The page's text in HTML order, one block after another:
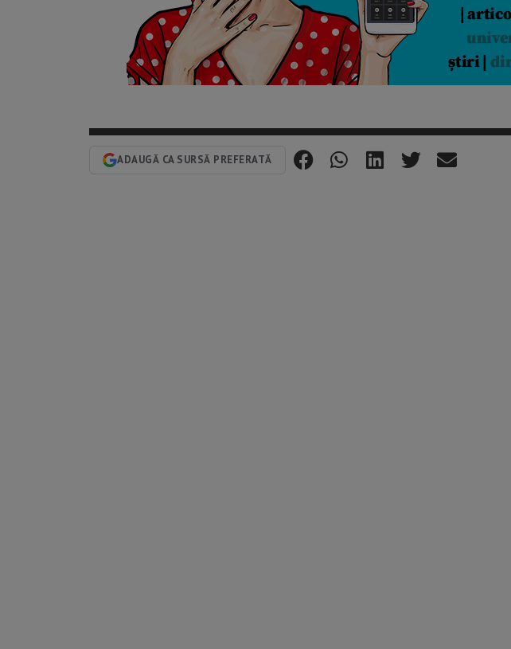
ADAUGĂ CA SURSĂ PREFERATĂ